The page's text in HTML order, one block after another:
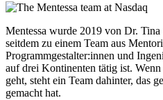
Mentessa wurde 2019 von Dr.
seitdem zu einem Team aus
Programmgestalter:innen und
auf drei Kontinenten tätig ist.
geht, steht ein Team dahinter, das
gemacht hat.